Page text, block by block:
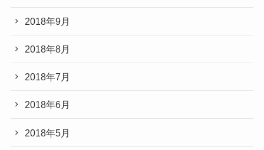
2018年9月
2018年8月
2018年7月
2018年6月
2018年5月